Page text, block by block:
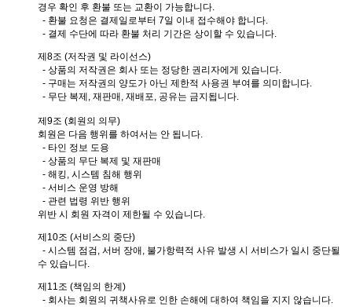
경우 확인 후 환불 또는 교환이 가능합니다.
- 환불 요청은 결제일로부터 7일 이내 접수해야 합니다.
- 결제 수단에 따라 환불 처리 기간은 상이할 수 있습니다.
제8조 (저작권 및 라이선스)
- 상품의 저작권은 회사 또는 정당한 권리자에게 있습니다.
- 구매는 저작권의 양도가 아닌 제한적 사용권 부여를 의미합니다.
- 무단 복제, 재판매, 재배포, 공유는 금지됩니다.
제9조 (회원의 의무)
회원은 다음 행위를 하여서는 안 됩니다.
- 타인 정보 도용
- 상품의 무단 복제 및 재판매
- 해킹, 시스템 침해 행위
- 서비스 운영 방해
- 관련 법령 위반 행위
위반 시 회원 자격이 제한될 수 있습니다.
제10조 (서비스의 중단)
- 시스템 점검, 서버 장애, 불가항력적 사유 발생 시 서비스가 일시 중단될
수 있습니다.
제11조 (책임의 한계)
- 회사는 회원의 귀책사유로 인한 손해에 대하여 책임을 지지 않습니다.